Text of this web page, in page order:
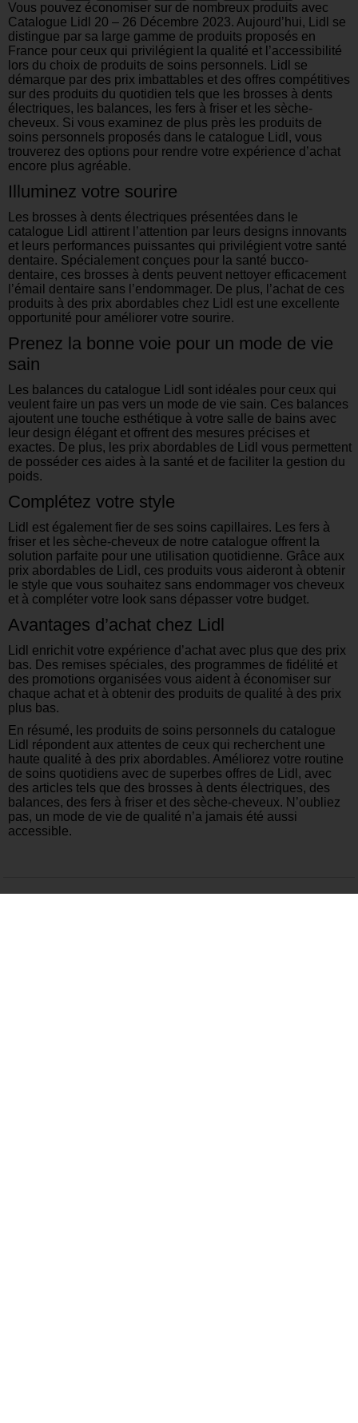
Vous pouvez économiser sur de nombreux produits avec
Catalogue Lidl 20 – 26 Décembre 2023. Aujourd’hui, Lidl se
distingue par sa large gamme de produits proposés en
France pour ceux qui privilégient la qualité et l’accessibilité
lors du choix de produits de soins personnels. Lidl se
démarque par des prix imbattables et des offres compétitives
sur des produits du quotidien tels que les brosses à dents
électriques, les balances, les fers à friser et les sèche-
cheveux. Si vous examinez de plus près les produits de
soins personnels proposés dans le catalogue Lidl, vous
trouverez des options pour rendre votre expérience d’achat
encore plus agréable.
Illuminez votre sourire
Les brosses à dents électriques présentées dans le
catalogue Lidl attirent l’attention par leurs designs innovants
et leurs performances puissantes qui privilégient votre santé
dentaire. Spécialement conçues pour la santé bucco-
dentaire, ces brosses à dents peuvent nettoyer efficacement
l’émail dentaire sans l’endommager. De plus, l’achat de ces
produits à des prix abordables chez Lidl est une excellente
opportunité pour améliorer votre sourire.
Prenez la bonne voie pour un mode de vie
sain
Les balances du catalogue Lidl sont idéales pour ceux qui
veulent faire un pas vers un mode de vie sain. Ces balances
ajoutent une touche esthétique à votre salle de bains avec
leur design élégant et offrent des mesures précises et
exactes. De plus, les prix abordables de Lidl vous permettent
de posséder ces aides à la santé et de faciliter la gestion du
poids.
Complétez votre style
Lidl est également fier de ses soins capillaires. Les fers à
friser et les sèche-cheveux de notre catalogue offrent la
solution parfaite pour une utilisation quotidienne. Grâce aux
prix abordables de Lidl, ces produits vous aideront à obtenir
le style que vous souhaitez sans endommager vos cheveux
et à compléter votre look sans dépasser votre budget.
Avantages d’achat chez Lidl
Lidl enrichit votre expérience d’achat avec plus que des prix
bas. Des remises spéciales, des programmes de fidélité et
des promotions organisées vous aident à économiser sur
chaque achat et à obtenir des produits de qualité à des prix
plus bas.
En résumé, les produits de soins personnels du catalogue
Lidl répondent aux attentes de ceux qui recherchent une
haute qualité à des prix abordables. Améliorez votre routine
de soins quotidiens avec de superbes offres de Lidl, avec
des articles tels que des brosses à dents électriques, des
balances, des fers à friser et des sèche-cheveux. N’oubliez
pas, un mode de vie de qualité n’a jamais été aussi
accessible.